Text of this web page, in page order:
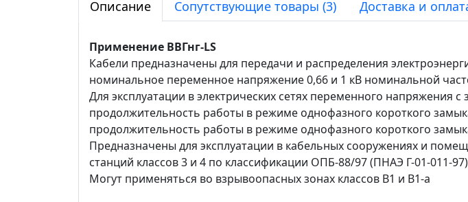
Описание Сопутствующие товары (3) Доставка и
Применение ВВГнг-LS
Кабели предназначены для передачи и распределения
номинальное переменное напряжение 0,66 и 1 кВ номинальной
Для эксплуатации в электрических сетях переменного напряжения
продолжительность работы в режиме однофазного короткого
продолжительность работы в режиме однофазного короткого
Предназначены для эксплуатации в кабельных сооружениях и
станций классов 3 и 4 по классификации ОПБ-88/97 (ПНАЭ Г-01-011-97)
Могут применяться во взрывоопасных зонах классов В1 и В1-а